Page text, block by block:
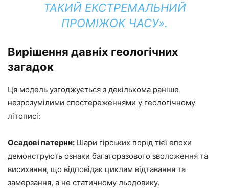
ТАКИЙ ЕКСТРЕМАЛЬНИЙ
ПРОМІЖОК ЧАСУ».
Вирішення давніх геологічних
загадок
Ця модель узгоджується з декількома раніше
незрозумілими спостереженнями у геологічному
літописі:
Осадові патерни: Шари гірських порід тієї епохи
демонструють ознаки багаторазового зволоження та
висихання, що відповідає циклам відтавання та
замерзання, а не статичному льодовику.